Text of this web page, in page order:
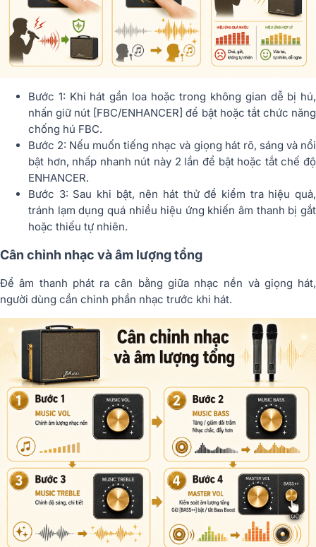
Bước 1: Khi hát gần loa hoặc trong không gian dễ bị hú,
nhấn giữ nút [FBC/ENHANCER] để bật hoặc tắt chức năng
chống hú FBC.
Bước 2: Nếu muốn tiếng nhạc và giọng hát rõ, sáng và nổi
bật hơn, nhấp nhanh nút này 2 lần để bật hoặc tắt chế độ
ENHANCER.
Bước 3: Sau khi bật, nên hát thử để kiểm tra hiệu quả,
tránh lạm dụng quá nhiều hiệu ứng khiến âm thanh bị gắt
hoặc thiếu tự nhiên.
Cân chỉnh nhạc và âm lượng tổng
Để âm thanh phát ra cân bằng giữa nhạc nền và giọng hát,
người dùng cần chỉnh phần nhạc trước khi hát.